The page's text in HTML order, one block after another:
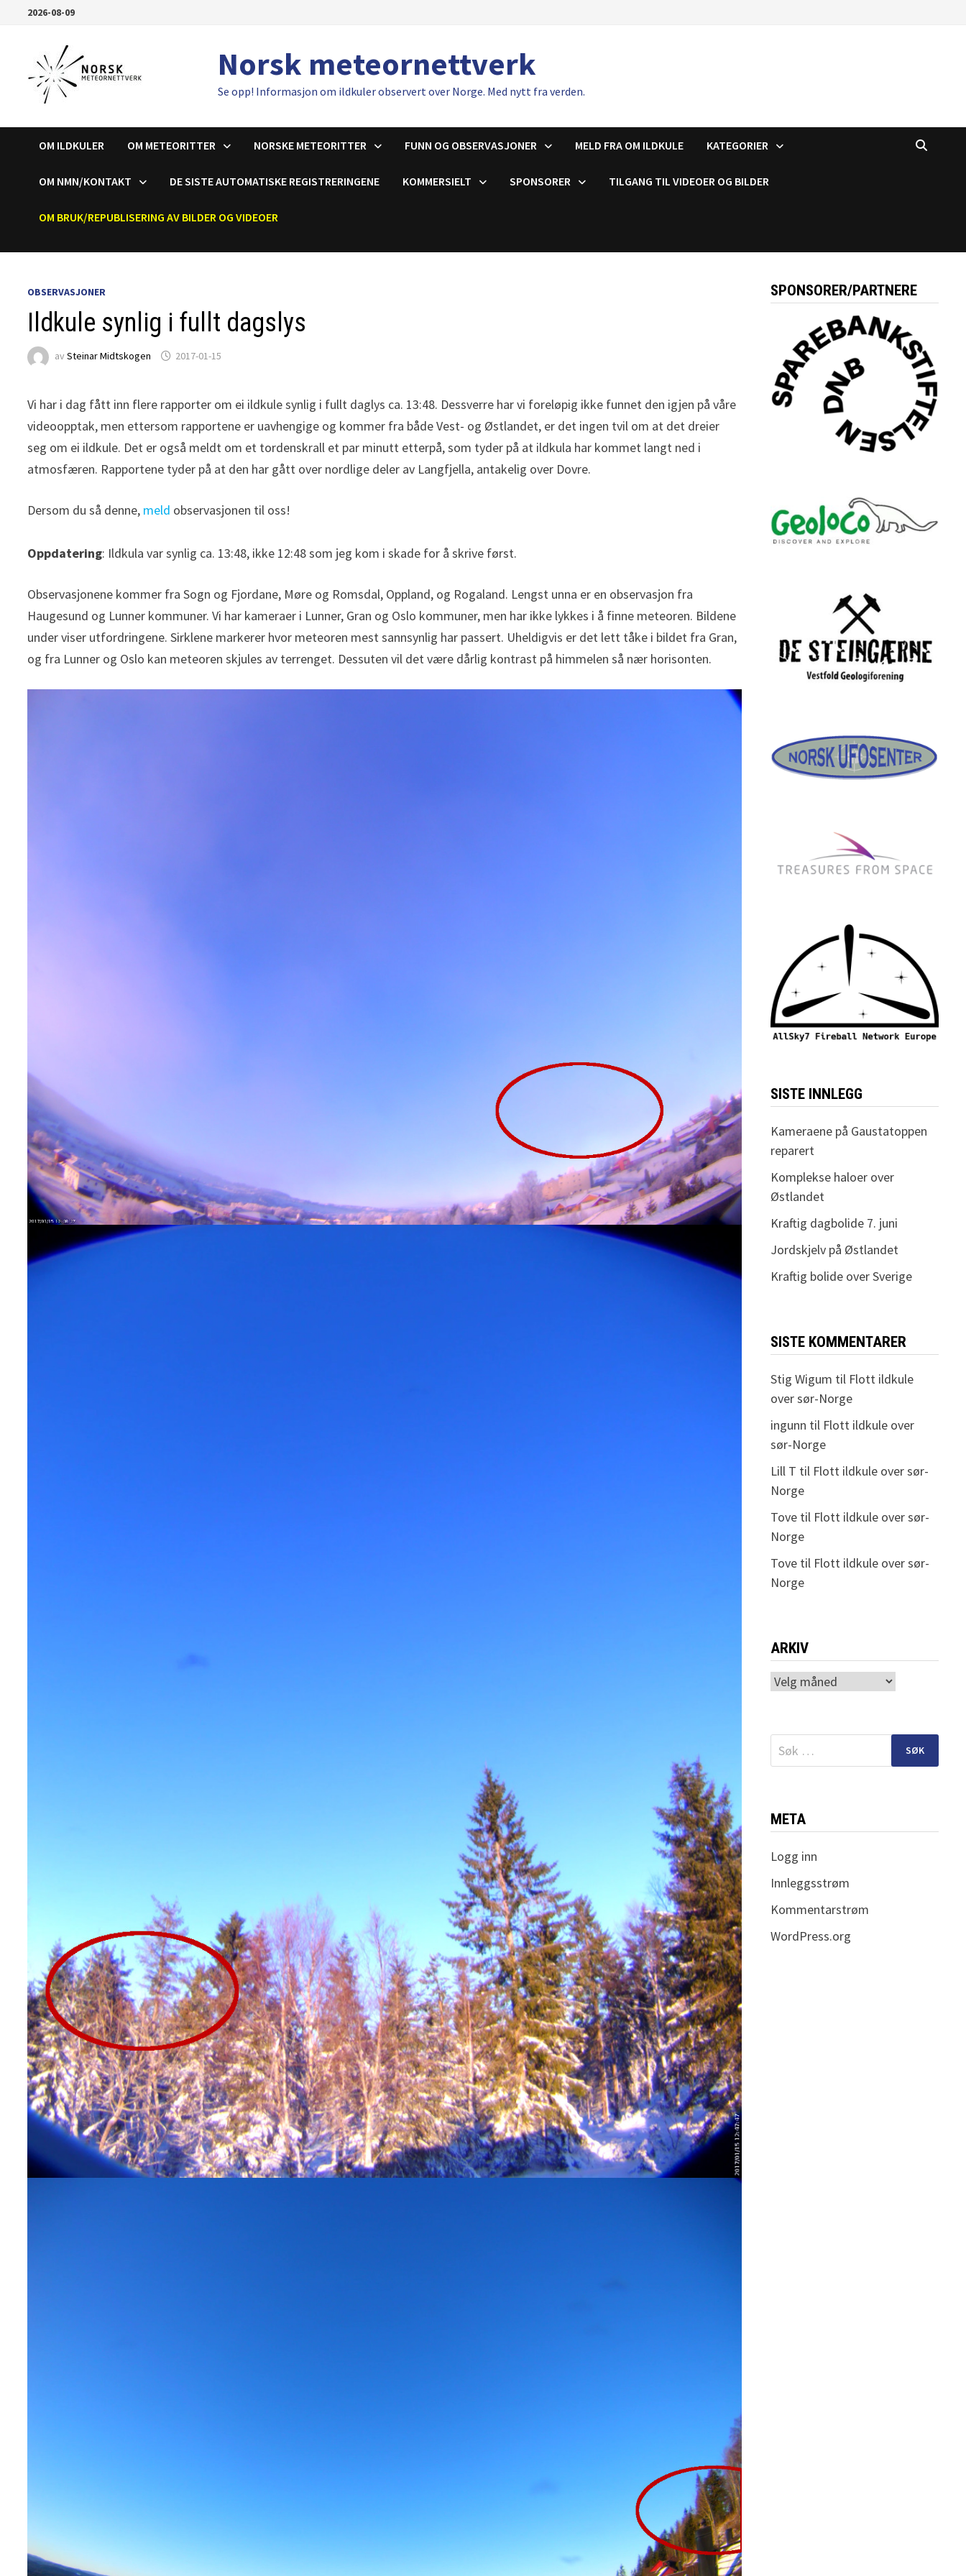
2026-08-09
Norsk meteornettverk
Se opp! Informasjon om ildkuler observert over Norge. Med nytt fra verden.
OM ILDKULER OM METEORITTER NORSKE METEORITTER FUNN OG OBSERVASJONER MELD FRA OM ILDKULE KATEGORIER
OM NMN/KONTAKT DE SISTE AUTOMATISKE REGISTRERINGENE KOMMERSIELT SPONSORER TILGANG TIL VIDEOER OG BILDER
OM BRUK/REPUBLISERING AV BILDER OG VIDEOER
OBSERVASJONER
Ildkule synlig i fullt dagslys
avSteinar Midtskogen 2017-01-15
Vi har i dag fått inn flere rapporter om ei ildkule synlig i fullt daglys ca. 13:48. Dessverre har vi foreløpig ikke funnet den igjen på våre
videoopptak, men ettersom rapportene er uavhengige og kommer fra både Vest- og Østlandet, er det ingen tvil om at det dreier
seg om ei ildkule. Det er også meldt om et tordenskrall et par minutt etterpå, som tyder på at ildkula har kommet langt ned i
atmosfæren. Rapportene tyder på at den har gått over nordlige deler av Langfjella, antakelig over Dovre.
Dersom du så denne, meld observasjonen til oss!
Oppdatering: Ildkula var synlig ca. 13:48, ikke 12:48 som jeg kom i skade for å skrive først.
Observasjonene kommer fra Sogn og Fjordane, Møre og Romsdal, Oppland, og Rogaland. Lengst unna er en observasjon fra
Haugesund og Lunner kommuner. Vi har kameraer i Lunner, Gran og Oslo kommuner, men har ikke lykkes i å finne meteoren. Bildene
under viser utfordringene. Sirklene markerer hvor meteoren mest sannsynlig har passert. Uheldigvis er det lett tåke i bildet fra Gran,
og fra Lunner og Oslo kan meteoren skjules av terrenget. Dessuten vil det være dårlig kontrast på himmelen så nær horisonten.
SPONSORER/PARTNERE
SISTE INNLEGG
Kameraene på Gaustatoppen
reparert
Komplekse haloer over
Østlandet
Kraftig dagbolide 7. juni
Jordskjelv på Østlandet
Kraftig bolide over Sverige
SISTE KOMMENTARER
Stig Wigum til Flott ildkule
over sør-Norge
ingunn til Flott ildkule over
sør-Norge
Lill T til Flott ildkule over sør-
Norge
Tove til Flott ildkule over sør-
Norge
Tove til Flott ildkule over sør-
Norge
ARKIV
Arkiv
Søk
etter:
META
Logg inn
Innleggsstrøm
Kommentarstrøm
WordPress.org